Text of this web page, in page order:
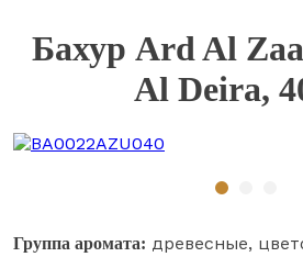
Бахур Ard Al
Al Deira,
Группа аромата: древесные